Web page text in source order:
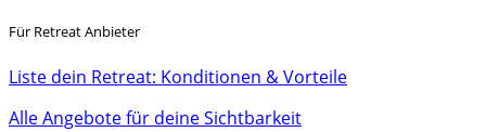
Für Retreat Anbieter
Liste dein Retreat: Konditionen & Vorteile
Alle Angebote für deine Sichtbarkeit